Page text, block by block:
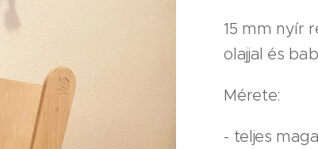
15 mm nyír
olajjal és
Mérete:
- teljes